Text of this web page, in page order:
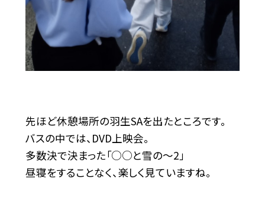
先ほど休憩場所の羽生SAを出たところです。
バスの中では、DVD上映会。
多数決で決まった「○○と雪の～2」
昼寝をすることなく、楽しく見ていますね。